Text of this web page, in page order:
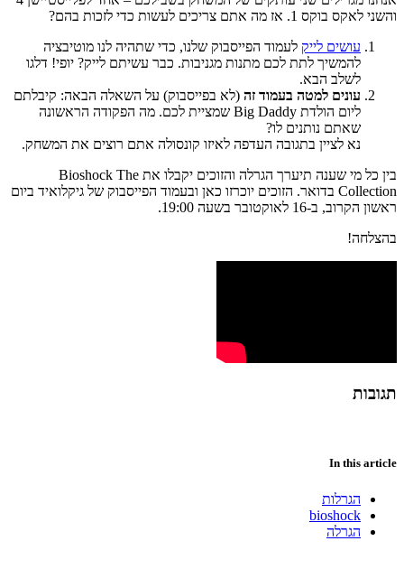
והשני לאקס בוקס 1. אז מה אתם צריכים לעשות כדי לזכות בהם?
עושים לייק לעמוד הפייסבוק שלנו, כדי שתהיה לנו מוטיבציה
להמשיך לתת לכם מתנות מגניבות. כבר עשיתם לייק? יופי! דלגו
לשלב הבא.
עונים למטה בעמוד זה (לא בפייסבוק) על השאלה הבאה: קיבלתם
ליום הולדת Big Daddy שמציית לכם. מה הפקודה הראשונה
שאתם נותנים לו?
נא לציין בתגובה העדפה לאיזו קונסולה אתם רוצים את המשחק.
בין כל מי שענה תיערך הגרלה והזוכים יקבלו את Bioshock The
Collection בדואר. הזוכים יוכרזו כאן ובעמוד הפייסבוק של גיקלואיד ביום
ראשון הקרוב, ב-16 לאוקטובר בשעה 19:00.
בהצלחה!
תגובות
In this article
הגרלות
bioshock
הגרלה